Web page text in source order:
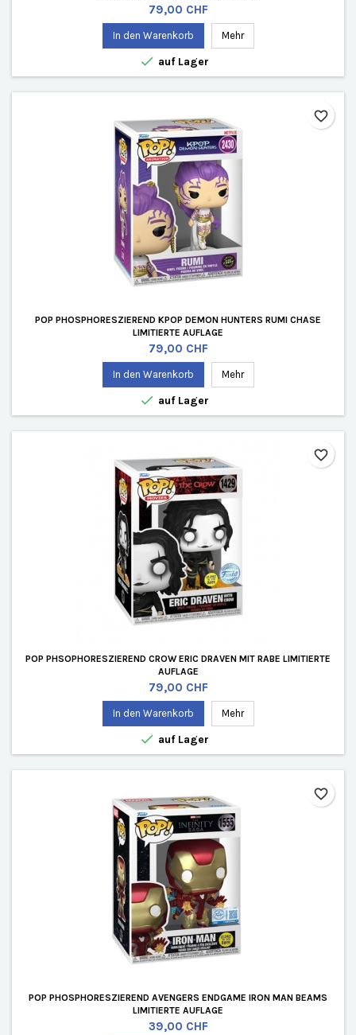
Preis
79,00 CHF
In den Warenkorb Mehr
 auf Lager
POP PHOSPHORESZIEREND KPOP DEMON HUNTERS RUMI CHASE
LIMITIERTE AUFLAGE
Preis
79,00 CHF
In den Warenkorb Mehr
 auf Lager
favorite_border
POP PHSOPHORESZIEREND CROW ERIC DRAVEN MIT RABE LIMITIERTE
AUFLAGE
Preis
79,00 CHF
In den Warenkorb Mehr
 auf Lager
favorite_border
POP PHOSPHORESZIEREND AVENGERS ENDGAME IRON MAN BEAMS
LIMITIERTE AUFLAGE
Preis
39,00 CHF
favorite_border